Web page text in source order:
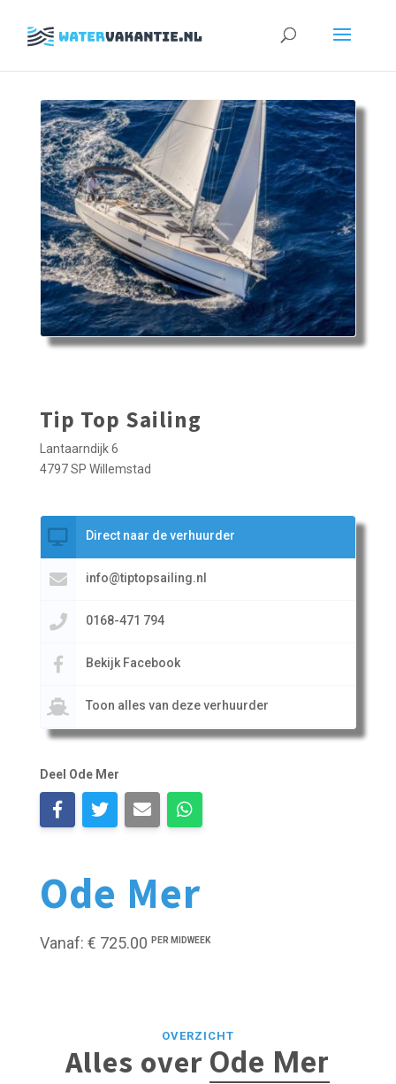
Zoeken
Ode Mer
Vanaf: € 725.00 PER MIDWEEK
Tip Top Sailing
Lantaarndijk 6
4797 SP Willemstad
Direct naar de verhuurder
info@tiptopsailing.nl
0168-471 794
Bekijk Facebook
Toon alles van deze verhuurder
Deel Ode Mer
OVERZICHT
Alles over Ode Mer